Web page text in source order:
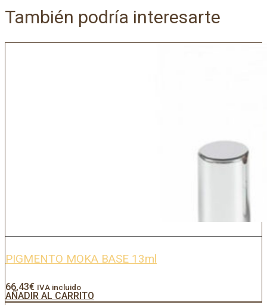
También podría interesarte
PIGMENTO MOKA BASE 13ml
66,43€ IVA incluido
AÑADIR AL CARRITO